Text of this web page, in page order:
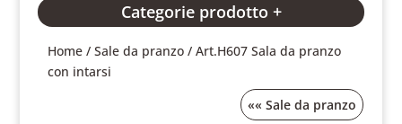
Categorie prodotto +
Home /Sale da pranzo / Art.H607 Sala da pranzo
con intarsi
««Sale da pranzo